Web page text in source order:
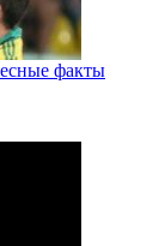
факты